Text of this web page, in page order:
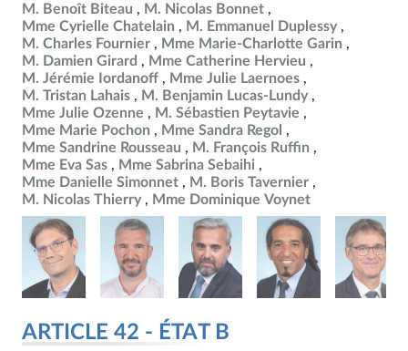
M. Benoît Biteau
M. Nicolas Bonnet
Mme Cyrielle Chatelain
M. Emmanuel Duplessy
M. Charles Fournier
Mme Marie-Charlotte Garin
M. Damien Girard
Mme Catherine Hervieu
M. Jérémie Iordanoff
Mme Julie Laernoes
M. Tristan Lahais
M. Benjamin Lucas-Lundy
Mme Julie Ozenne
M. Sébastien Peytavie
Mme Marie Pochon
Mme Sandra Regol
Mme Sandrine Rousseau
M. François Ruffin
Mme Eva Sas
Mme Sabrina Sebaihi
Mme Danielle Simonnet
M. Boris Tavernier
M. Nicolas Thierry
Mme Dominique Voynet
ARTICLE 42 - ÉTAT B